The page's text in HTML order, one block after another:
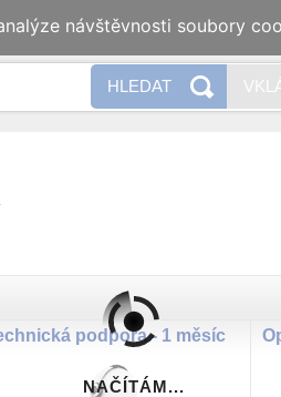
HLEDAT
NAČÍTÁM...
podpora - 1 měsíc
návštěvnosti soubory